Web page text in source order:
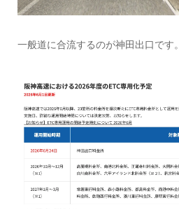
一般道に合流するのが神田出口です。